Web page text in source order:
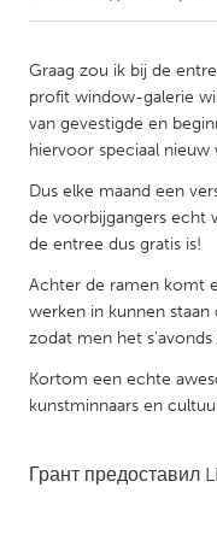
Amherstburg
Kitchener-Waterloo
South Shore
MALAYSIA
Kuala Lumpur
Utrecht
Graag zou ik bij de
profit window-galerie
van gevestigde en
hiervoor speciaal nieuw
Dus elke maand een
de voorbijgangers echt
de entree dus gratis is!
Achter de ramen komt
werken in kunnen
zodat men het
Kortom een echte
kunstminnaars en
Грант предоставил